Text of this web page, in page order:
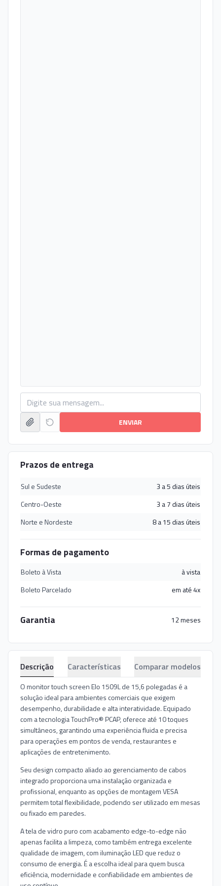
Prazos de entrega
Sul e Sudeste
3 a 5 dias úteis
Centro-Oeste
3 a 7 dias úteis
Norte e Nordeste
8 a 15 dias úteis
Formas de pagamento
Boleto à Vista
à vista
Boleto Parcelado
em até 4x
Garantia 12 meses
ENVIAR
Descrição Características Comparar modelos
O monitor touch screen Elo 1509L de 15,6 polegadas é a
solução ideal para ambientes comerciais que exigem
desempenho, durabilidade e alta interatividade. Equipado
com a tecnologia TouchPro® PCAP, oferece até 10 toques
simultâneos, garantindo uma experiência fluida e precisa
para operações em pontos de venda, restaurantes e
aplicações de entretenimento.
Seu design compacto aliado ao gerenciamento de cabos
integrado proporciona uma instalação organizada e
profissional, enquanto as opções de montagem VESA
permitem total flexibilidade, podendo ser utilizado em mesas
ou fixado em paredes.
A tela de vidro puro com acabamento edge-to-edge não
apenas facilita a limpeza, como também entrega excelente
qualidade de imagem, com iluminação LED que reduz o
consumo de energia. É a escolha ideal para quem busca
eficiência, modernidade e confiabilidade em ambientes de